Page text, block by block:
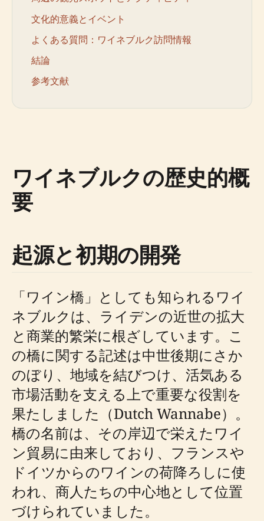
文化的意義とイベント
よくある質問：ワイネブルク訪問情報
結論
参考文献
ワイネブルクの歴史的概
要
起源と初期の開発
「ワイン橋」としても知られるワイ
ネブルクは、ライデンの近世の拡大
と商業的繁栄に根ざしています。こ
の橋に関する記述は中世後期にさか
のぼり、地域を結びつけ、活気ある
市場活動を支える上で重要な役割を
果たしました（Dutch Wannabe）。
橋の名前は、その岸辺で栄えたワイ
ン貿易に由来しており、フランスや
ドイツからのワインの荷降ろしに使
われ、商人たちの中心地として位置
づけられていました。